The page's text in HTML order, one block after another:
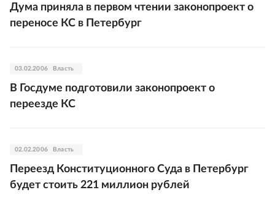
Дума приняла в первом чтении законопроект о
переносе КС в Петербург
03.02.2006 Власть
В Госдуме подготовили законопроект о
переезде КС
02.02.2006 Власть
Переезд Конституционного Суда в Петербург
будет стоить 221 миллион рублей